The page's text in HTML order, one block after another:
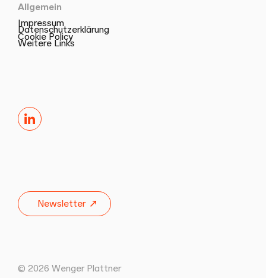
Allgemein
Impressum
Datenschutzerklärung
Cookie Policy
Weitere Links
LinkedIn
Newsletter
© 2026 Wenger Plattner